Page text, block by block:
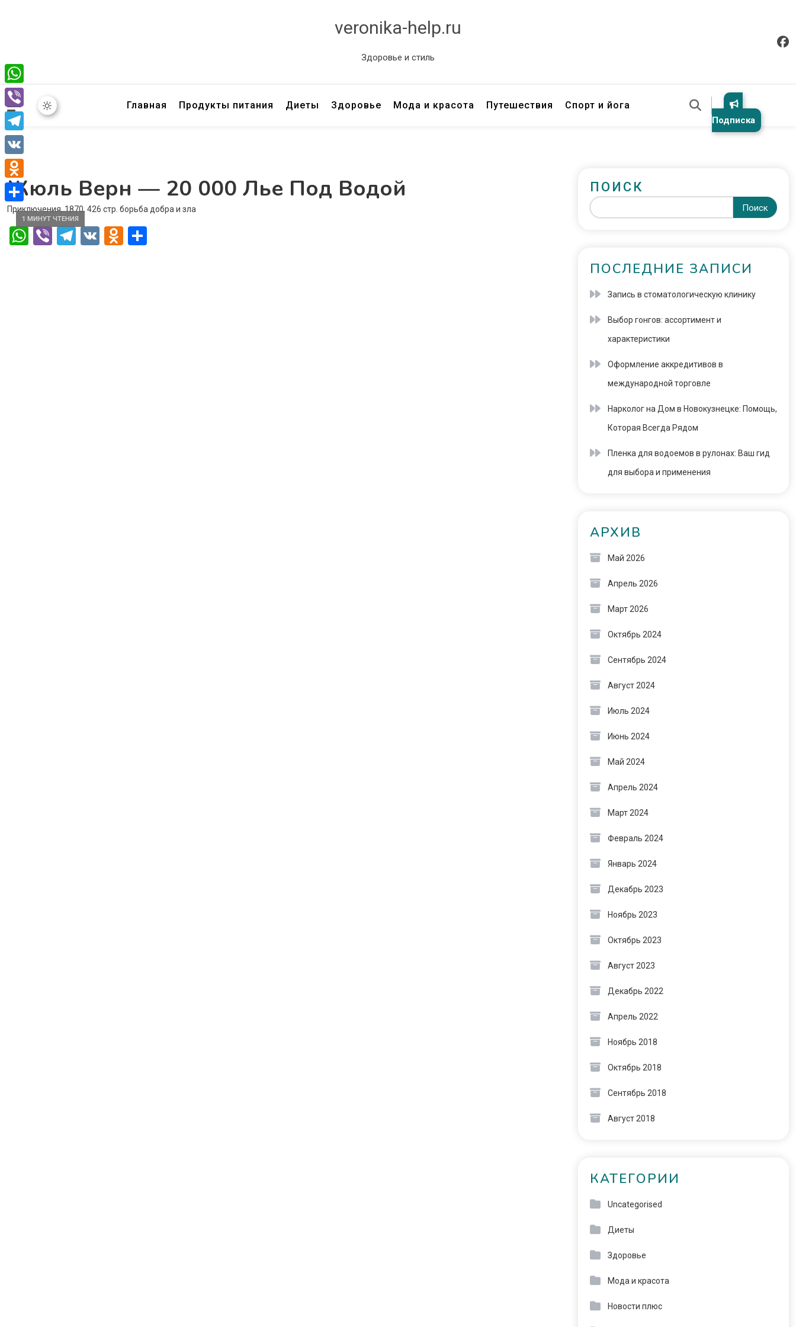
veronika-help.ru
Здоровье и стиль
Главная Продукты питания Диеты Здоровье Мода и красота Путешествия Спорт и йога
Подписка
Жюль Верн — 20 000 Лье Под Водой
1 МИНУТ ЧТЕНИЯ
Приключения, 1870, 426 стр. борьба добра и зла
WhatsApp
ViberTelegram
VK Odnoklassniki
ПОИСК
Поиск
ПОСЛЕДНИЕ ЗАПИСИ
Запись в стоматологическую клинику
Выбор гонгов: ассортимент и
характеристики
Оформление аккредитивов в
международной торговле
Нарколог на Дом в Новокузнецке: Помощь,
Которая Всегда Рядом
Пленка для водоемов в рулонах: Ваш гид
для выбора и применения
АРХИВ
Май 2026
Апрель 2026
Март 2026
Октябрь 2024
Сентябрь 2024
Август 2024
Июль 2024
Июнь 2024
Май 2024
Апрель 2024
Март 2024
Февраль 2024
Январь 2024
Декабрь 2023
Ноябрь 2023
Октябрь 2023
Август 2023
Декабрь 2022
Апрель 2022
Ноябрь 2018
Октябрь 2018
Сентябрь 2018
Август 2018
КАТЕГОРИИ
Uncategorised
Диеты
Здоровье
Мода и красота
Новости плюс
WhatsApp
Viber
Telegram
VK
Odnoklassniki
Отправить